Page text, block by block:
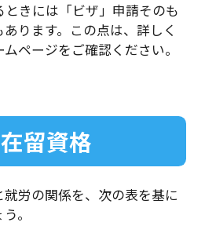
きには「ビザ」申請そのも
ります。この点は、詳しく
ページをご確認ください。
留資格
労の関係を、次の表を基に
。